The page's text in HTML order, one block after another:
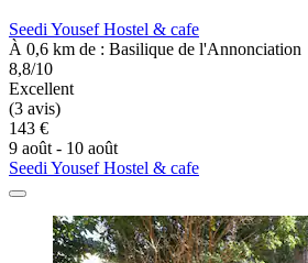
Seedi Yousef Hostel & cafe
À 0,6 km de : Basilique de l'Annonciation
8,8/10
Excellent
(3 avis)
143 €
9 août - 10 août
Seedi Yousef Hostel & cafe